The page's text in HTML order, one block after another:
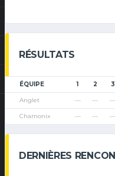
RÉSULTATS
ÉQUIPE 1 2 3
Anglet — — —
Chamonix — — —
DERNIÈRES